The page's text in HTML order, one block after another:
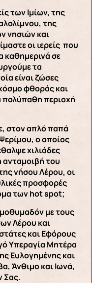
των Ιμίων, της
της
νησιών και
οι ιερείς που
καθημερινά σε
τα
είναι ζώσες
φθοράς και
πολύπαθη περιοχή
στον απλό παπά
ο οποίος
χιλιάδες
ανταμοιβή του
νήσου Λέρου, οι
προσφορές
των hot spot;
με τους
Λέρου και
και Εφόρους
Υπεραγία Μητέρα
Ευλογημένης και
Άνθιμο και Ιωνά,
Σας.